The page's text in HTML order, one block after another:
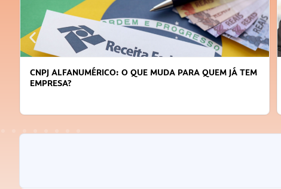
CNPJ ALFANUMÉRICO: O QUE MUDA PARA QUEM JÁ TEM
EMPRESA?